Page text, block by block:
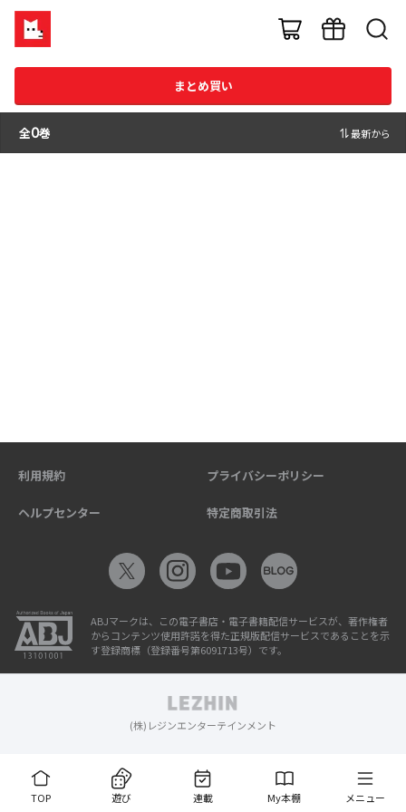
まとめ買い
全0巻 最新から
TOP 遊び 連載 My本棚 メニュー
利用規約 プライバシーポリシー
ヘルプセンター 特定商取引法
ABJマークは、この電子書店・電子書籍配信サービスが、著作権者
からコンテンツ使用許諾を得た正規版配信サービスであることを示
す登録商標（登録番号第6091713号）です。
(株)レジンエンターテインメント